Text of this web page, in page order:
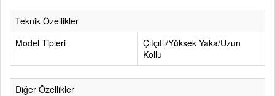
Teknik Özellikler
Model Tipleri
Çıtçıtlı/Yüksek Yaka/Uzun
Kollu
Diğer Özellikler